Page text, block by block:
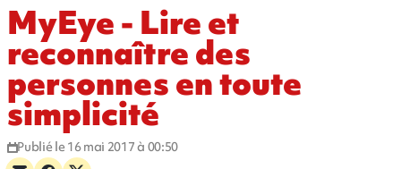
MyEye - Lire et
reconnaître des
personnes en toute
simplicité
Publié le 16 mai 2017 à 00:50